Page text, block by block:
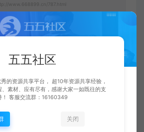
www.668899.cn/787.html
区 生成海报
五五社区
的资源共享平台， 超10年资源共享经验，
、素材、应有尽有，感谢大家一如既往的支
！ 客服交流群：16160349
关闭